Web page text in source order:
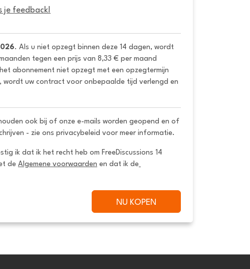
je feedback!
. Als u niet opzegt binnen deze 14 dagen, wordt
tegen een prijs van 8,33 € per maand
abonnement niet opzegt met een opzegtermijn
wordt uw contract voor onbepaalde tijd verlengd en
ook bij of onze e-mails worden geopend en of
- zie ons privacybeleid voor meer informatie.
ik dat ik het recht heb om FreeDiscussions 14
de Algemene voorwaarden en dat ik de
NU KOPEN